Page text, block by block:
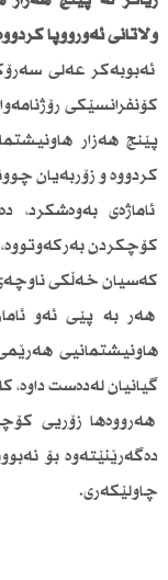
وڵاتانی ئەورووپا كردووە كە 43ـیان لەو رێگەدا گیانیان
ئەبوبەكر عەلی
كۆنفرانسێكی
پێنج هەزار
كردووە و زۆربەیان
ئاماژەی
كەسیان خەڵكی
هاونیشتمانیی
گیانیان لەدەست داوە، كە 14ـیان خەڵكی ناوچەی
هەرووەها زۆریی
دەگەرێنێتەوە بۆ
چاولێكەری.